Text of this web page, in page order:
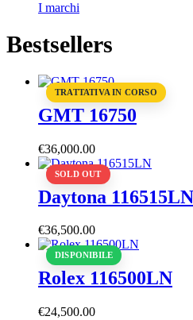
I marchi
Bestsellers
TRATTATIVA IN CORSO
GMT 16750
€36,000.00
SOLD OUT
Daytona 116515LN
€36,500.00
DISPONIBILE
Rolex 116500LN
€24,500.00